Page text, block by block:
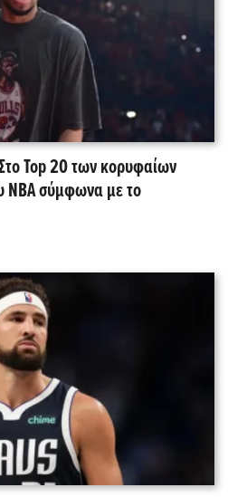
Top 20 των κορυφαίων
NBA σύμφωνα με το